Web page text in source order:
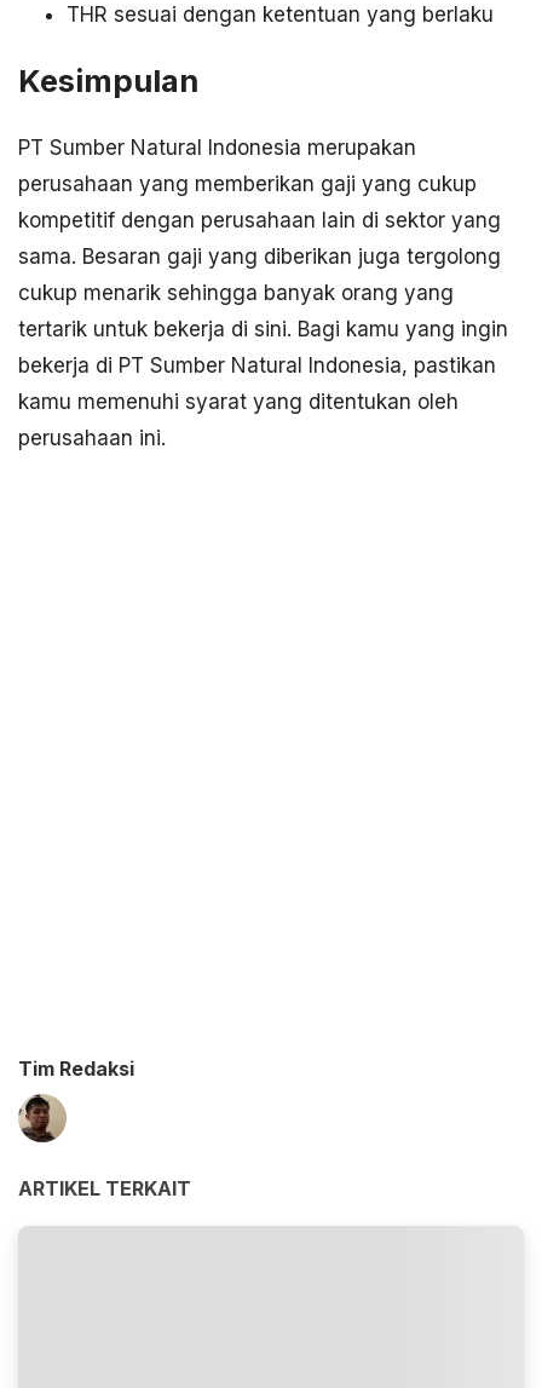
THR sesuai dengan ketentuan yang berlaku
Kesimpulan
PT Sumber Natural Indonesia merupakan
perusahaan yang memberikan gaji yang cukup
kompetitif dengan perusahaan lain di sektor yang
sama. Besaran gaji yang diberikan juga tergolong
cukup menarik sehingga banyak orang yang
tertarik untuk bekerja di sini. Bagi kamu yang ingin
bekerja di PT Sumber Natural Indonesia, pastikan
kamu memenuhi syarat yang ditentukan oleh
perusahaan ini.
Tim Redaksi
ARTIKEL TERKAIT